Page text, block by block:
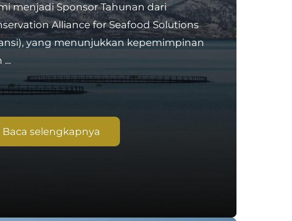
menjadi Sponsor Tahunan dari
Alliance for Seafood Solutions
yang menunjukkan kepemimpinan
...
Baca selengkapnya